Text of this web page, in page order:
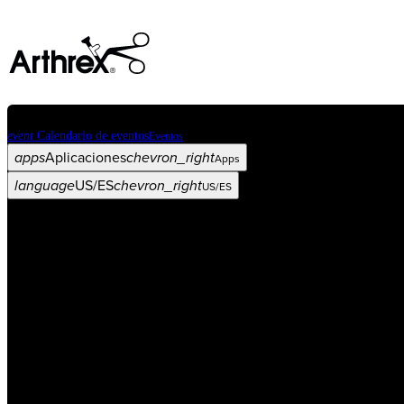
event Calendario de eventosEventos
appsAplicacioneschevron_rightApps
languageUS/ESchevron_rightUS/ES